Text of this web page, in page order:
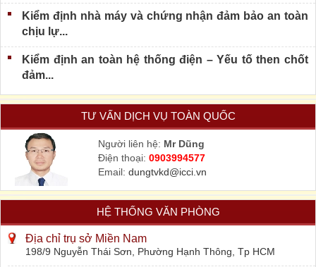
Kiểm định nhà máy và chứng nhận đảm bảo an toàn
chịu lự...
Kiểm định an toàn hệ thống điện – Yếu tố then chốt
đảm...
TƯ VẤN DỊCH VỤ TOÀN QUỐC
Người liên hệ: Mr Dũng
Điện thoại: 0903994577
Email: dungtvkd@icci.vn
HỆ THỐNG VĂN PHÒNG
Địa chỉ trụ sở Miền Nam
198/9 Nguyễn Thái Sơn, Phường Hạnh Thông, Tp HCM